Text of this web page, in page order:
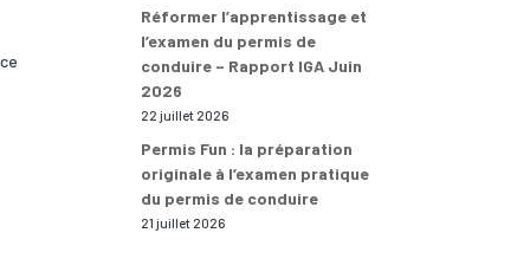
Réformer l’apprentissage et
l’examen du permis de
conduire – Rapport IGA Juin
2026
22 juillet 2026
Permis Fun : la préparation
originale à l’examen pratique
du permis de conduire
21 juillet 2026